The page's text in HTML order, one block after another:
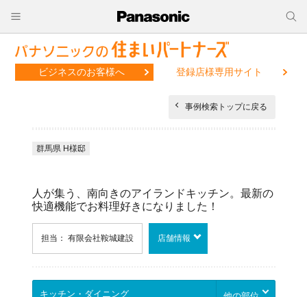
ビジネスのお客様へ 登録店様専用サイト
事例検索トップに戻る
群馬県 H様邸
人が集う、南向きのアイランドキッチン。最新の
快適機能でお料理好きになりました！
担当： 有限会社鞍城建設 店舗情報